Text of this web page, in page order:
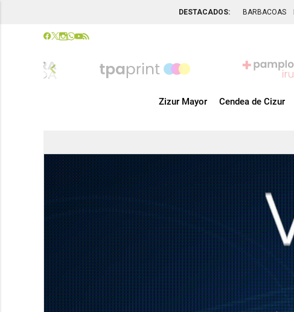
DESTACADOS: BARBACOAS
chevron_left
Zizur Mayor Cendea de Cizur